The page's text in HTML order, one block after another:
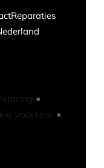
Reparaties
•
voorkeur •